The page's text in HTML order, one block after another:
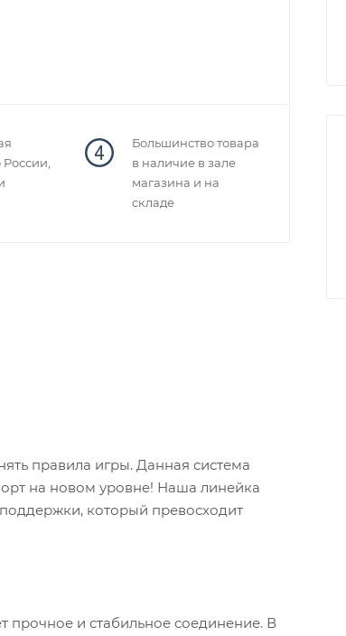
Большинство товара
в наличие в зале
магазина и на
складе
правила игры. Данная система
на новом уровне! Наша линейка
который превосходит
прочное и стабильное соединение. В